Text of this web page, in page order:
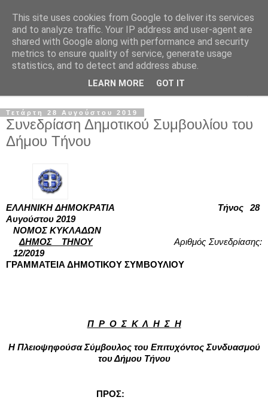
Τετάρτη 28 Αυγούστου 2019
Συνεδρίαση Δημοτικού Συμβουλίου του
Δήμου Τήνου
ΕΛΛΗΝΙΚΗ ΔΗΜΟΚΡΑΤΙΑ
Τήνος  28
Αυγούστου 2019
ΝΟΜΟΣ ΚΥΚΛΑΔΩΝ
ΔΗΜΟΣ   ΤΗΝΟΥ
Αριθμός Συνεδρίασης:
12/2019
ΓΡΑΜΜΑΤΕΙΑ ΔΗΜΟΤΙΚΟΥ ΣΥΜΒΟΥΛΙΟΥ
Π  Ρ  Ο  Σ  Κ  Λ  Η  Σ  Η
Η Πλειοψηφούσα Σύμβουλος του Επιτυχόντος Συνδυασμού
του Δήμου Τήνου
ΠΡΟΣ:
This site uses cookies from Google to deliver its services
and to analyze traffic. Your IP address and user-agent are
shared with Google along with performance and security
metrics to ensure quality of service, generate usage
statistics, and to detect and address abuse.
LEARN MORE GOT IT